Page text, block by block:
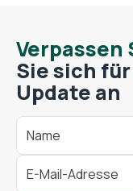
Verpassen
Sie sich
Update an